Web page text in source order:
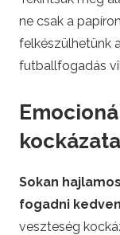
ne csak a
felkészülhetünk
futballfogadás
kockázata
Sokan
fogadni
veszteség